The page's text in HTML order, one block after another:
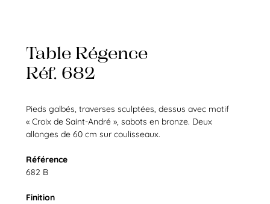
Table Régence
Réf. 682
Pieds galbés, traverses sculptées, dessus avec motif
« Croix de Saint-André », sabots en bronze. Deux
allonges de 60 cm sur coulisseaux.
Référence
682 B
Finition